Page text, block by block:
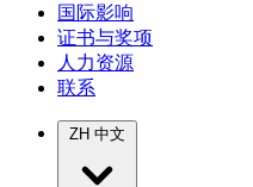
国际影响
证书与奖项
人力资源
联系
ZH 中文